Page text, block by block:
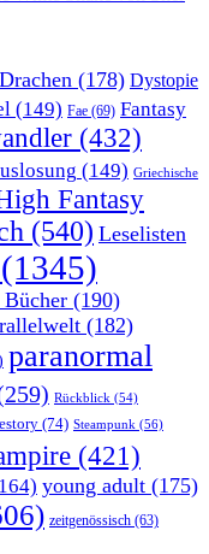
Drachen (178) Dystopie
(149) Fae (69) Fantasy
(432)
(149) Griechische
Fantasy
(540) Leselisten
(1345)
Bücher (190)
(182)
paranormal
Rückblick (54)
(74) Steampunk (56)
(421)
young adult (175)
zeitgenössisch (63)